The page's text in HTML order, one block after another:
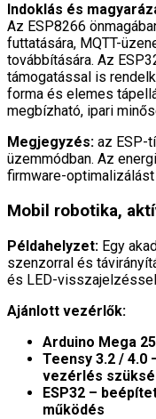
Indoklás és
Az ESP8266
futtatására, MQTT-
továbbítására. Az
támogatással is
forma és elemes
megbízható, ipari
Megjegyzés: az ESP-
üzemmódban. Az
firmware-optimalizálást
Mobil robotika,
Példahelyzet: Egy
szenzorral és
és LED-
Ajánlott vezérlők:
Arduino Mega
Teensy 3.2 / 4.0
vezérlés
ESP32 –
működés